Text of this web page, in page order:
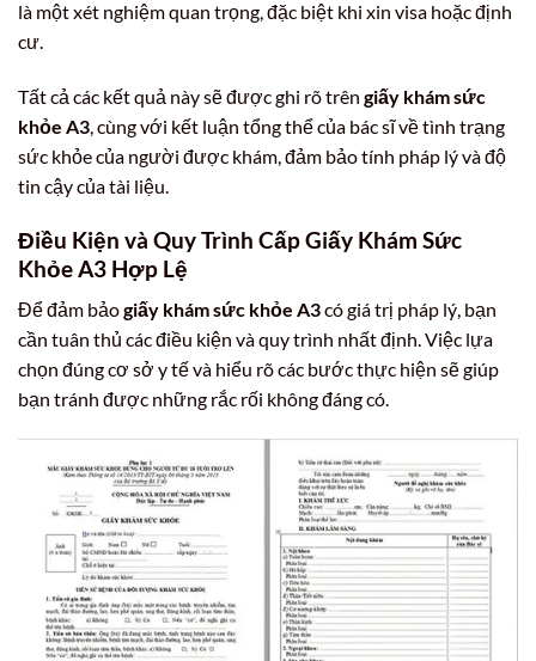
là một xét nghiệm quan trọng, đặc biệt khi xin visa hoặc định
cư.
Tất cả các kết quả này sẽ được ghi rõ trên giấy khám sức
khỏe A3 , cùng với kết luận tổng thể của bác sĩ về tình trạng
sức khỏe của người được khám, đảm bảo tính pháp lý và độ
tin cậy của tài liệu.
Điều Kiện và Quy Trình Cấp Giấy Khám Sức
Khỏe A3 Hợp Lệ
Để đảm bảogiấy khám sức khỏe A3có giá trị pháp lý, bạn
cần tuân thủ các điều kiện và quy trình nhất định. Việc lựa
chọn đúng cơ sở y tế và hiểu rõ các bước thực hiện sẽ giúp
bạn tránh được những rắc rối không đáng có.